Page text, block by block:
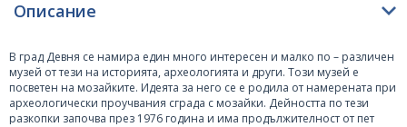
Описание
В град Девня се намира един много интересен и малко по – различен
музей от тези на историята, археологията и други. Този музей е
посветен на мозайките. Идеята за него се е родила от намерената при
археологически проучвания сграда с мозайки. Дейността по тези
разкопки започва през 1976 година и има продължителност от пет